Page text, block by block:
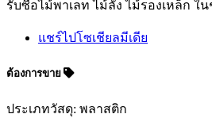
รับซื้อไม้พาเลท ไม้ลัง ไม้รองเหล็ก ใ
แชร์ไปโซเชียลมีเดีย
ต้องการขาย
ประเภทวัสดุ: พลาสติก